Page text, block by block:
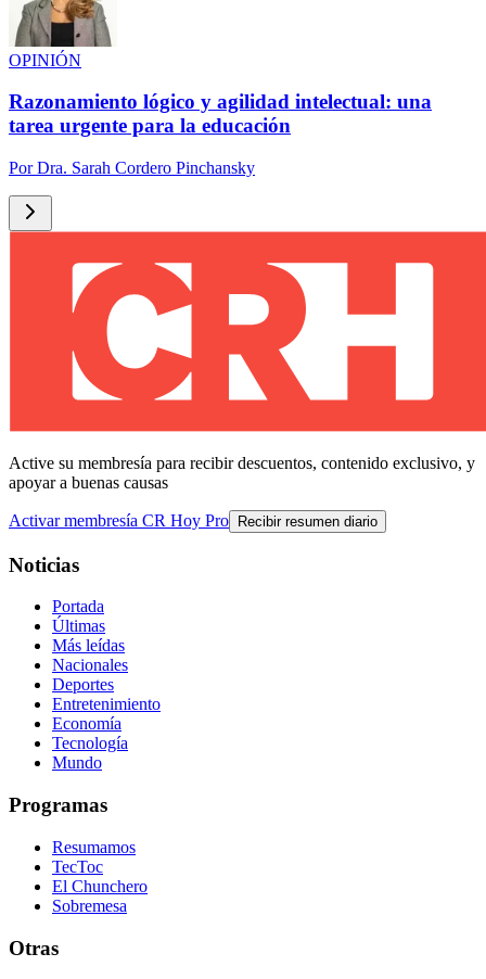
OPINIÓN
Razonamiento lógico y agilidad intelectual: una
tarea urgente para la educación
PorDra. Sarah Cordero Pinchansky
Active su membresía para recibir descuentos, contenido exclusivo, y
apoyar a buenas causas
Activar membresía CR Hoy Pro Recibir resumen diario
Noticias
Portada
Últimas
Más leídas
Nacionales
Deportes
Entretenimiento
Economía
Tecnología
Mundo
Programas
Resumamos
TecToc
El Chunchero
Sobremesa
Otras